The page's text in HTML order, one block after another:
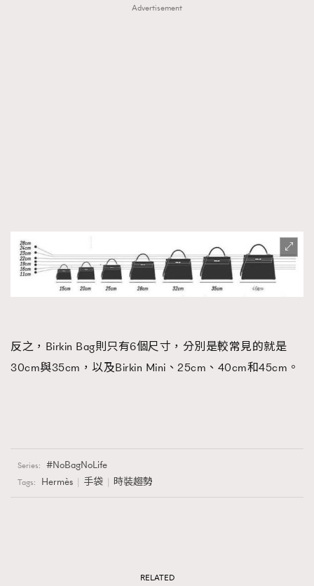
Advertisement
反之，Birkin Bag則只有6個尺寸，分別是較常見的就是
30cm與35cm，以及Birkin Mini、25cm、40cm和45cm。
Series: NoBagNoLife
Tags: Hermès 手袋 時裝趨勢
RELATED